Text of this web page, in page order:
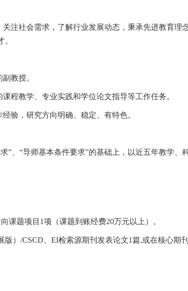
注社会需求，了解行业发展动态，秉承先进教育
教授。
程教学、专业实践和学位论文指导等工作任务。
验，研究方向明确、稳定、有特色。
”、“导师基本条件要求”的基础上，以近五年教学
课题项目1项（课题到账经费20万元以上）。
版）/CSCD、EI检索源期刊发表论文1篇,或在核心期